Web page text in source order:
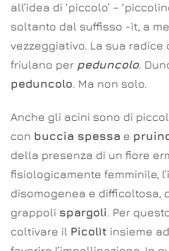
all’idea di ‘piccolo’ –
soltanto dal suffisso -ìt, a
vezzeggiativo. La sua radice
friulano per peduncolo.
peduncolo. Ma non solo.
Anche gli acini sono di
con buccia spessa e
della presenza di un fiore
fisiologicamente femminile,
disomogenea e difficoltosa,
grappoli spargoli. Per
coltivare il Picolìt insieme